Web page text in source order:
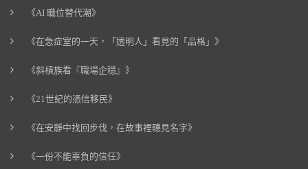
《AI 職位替代潮》
《在急症室的一天，「透明人」看見的「品格」》
《斜槓族看『職場企穩』》
《21世紀的憑信移民》
《在安靜中找回步伐，在故事裡聽見名字》
《一份不能辜負的信任》